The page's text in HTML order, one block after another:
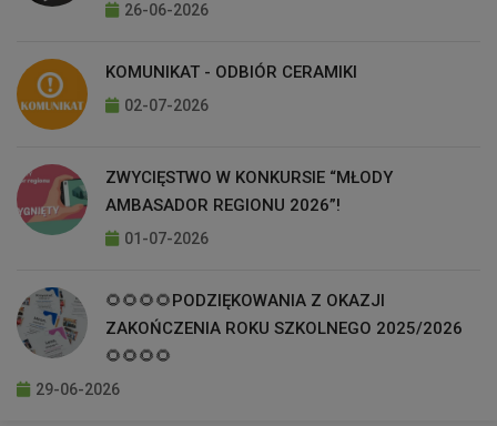
26-06-2026
KOMUNIKAT - ODBIÓR CERAMIKI
02-07-2026
ZWYCIĘSTWO W KONKURSIE “MŁODY
AMBASADOR REGIONU 2026”!
01-07-2026
🌻🌻🌻🌻PODZIĘKOWANIA Z OKAZJI
ZAKOŃCZENIA ROKU SZKOLNEGO 2025/2026
🌻🌻🌻🌻
29-06-2026